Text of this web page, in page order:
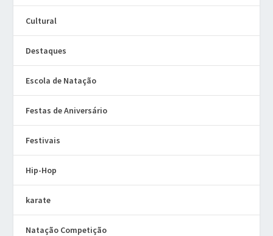
Cultural
Destaques
Escola de Natação
Festas de Aniversário
Festivais
Hip-Hop
karate
Natação Competição